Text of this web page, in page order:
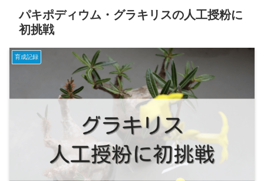
パキポディウム・グラキリスの人工授粉に
初挑戦
育成記録